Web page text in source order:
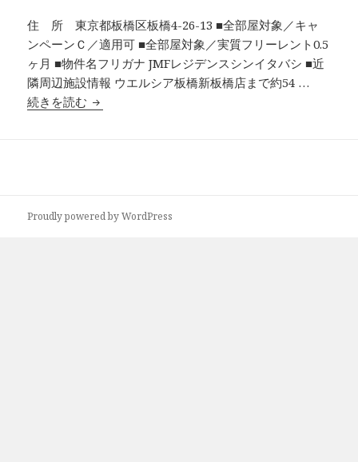
住 所 東京都板橋区板橋4-26-13 ■全部屋対象／キャ
ンペーンＣ／適用可 ■全部屋対象／実質フリーレント0.5
ヶ月 ■物件名フリガナ JMFレジデンスシンイタバシ ■近
隣周辺施設情報 ウエルシア板橋新板橋店まで約54 …
続きを読む JMFレジデンス新板橋有益な情報
Proudly powered by WordPress